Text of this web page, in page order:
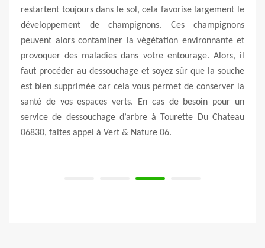
restartent toujours dans le sol, cela favorise largement le
développement de champignons. Ces champignons
peuvent alors contaminer la végétation environnante et
provoquer des maladies dans votre entourage. Alors, il
faut procéder au dessouchage et soyez sûr que la souche
est bien supprimée car cela vous permet de conserver la
santé de vos espaces verts. En cas de besoin pour un
service de dessouchage d’arbre à Tourette Du Chateau
06830, faites appel à Vert & Nature 06.